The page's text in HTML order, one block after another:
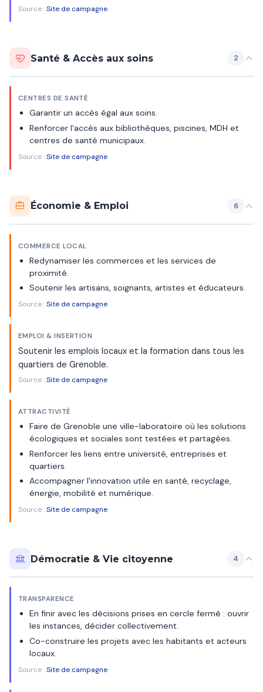
Source :Site de campagne
Santé & Accès aux soins 2
CENTRES DE SANTÉ
Garantir un accès égal aux soins.
Renforcer l'accès aux bibliothèques, piscines, MDH et
centres de santé municipaux.
Source :Site de campagne
Économie & Emploi 6
COMMERCE LOCAL
Redynamiser les commerces et les services de
proximité.
Soutenir les artisans, soignants, artistes et éducateurs.
Source :Site de campagne
EMPLOI & INSERTION
Soutenir les emplois locaux et la formation dans tous les
quartiers de Grenoble.
Source :Site de campagne
ATTRACTIVITÉ
Faire de Grenoble une ville-laboratoire où les solutions
écologiques et sociales sont testées et partagées.
Renforcer les liens entre université, entreprises et
quartiers.
Accompagner l'innovation utile en santé, recyclage,
énergie, mobilité et numérique.
Source :Site de campagne
Démocratie & Vie citoyenne 4
TRANSPARENCE
En finir avec les décisions prises en cercle fermé : ouvrir
les instances, décider collectivement.
Co-construire les projets avec les habitants et acteurs
locaux.
Source :Site de campagne